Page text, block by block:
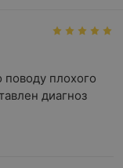
плохого
диагноз